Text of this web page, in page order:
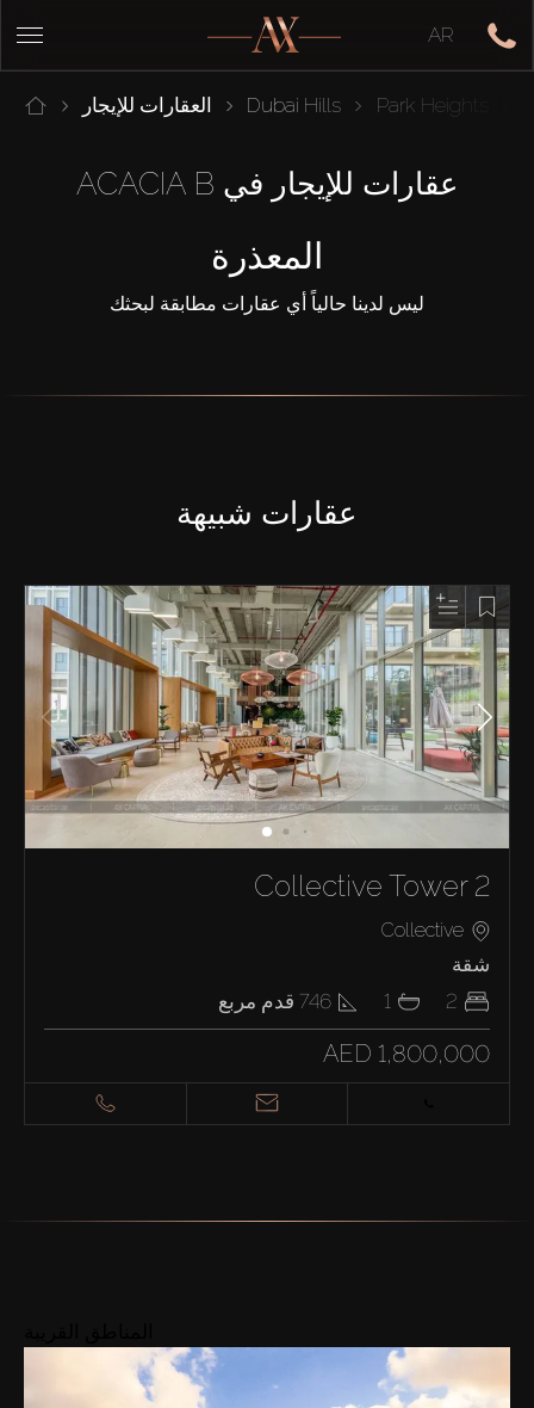
AR
العقارات للإيجار Dubai Hills Park Heights
عقارات للإيجار في ACACIA B
المعذرة
ليس لدينا حالياً أي عقارات مطابقة لبحثك
عقارات شبيهة
Collective Tower 2
Collective
شقة
2
1
746 قدم مربع
AED 1,800,000